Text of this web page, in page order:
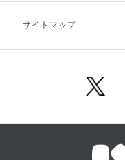
キャンセル・返品・交換
サイトマップ